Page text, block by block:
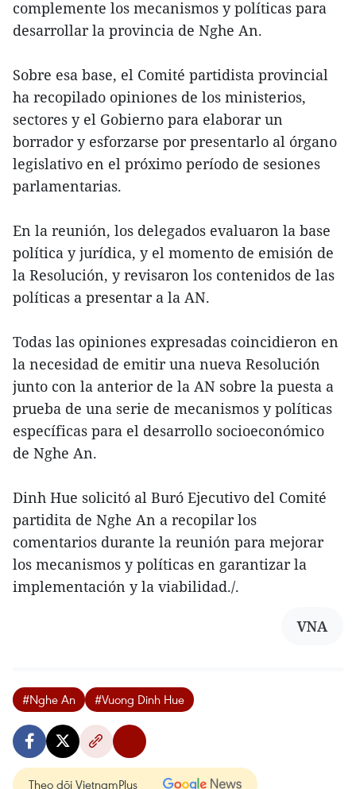
complemente los mecanismos y políticas para
desarrollar la provincia de Nghe An.
Sobre esa base, el Comité partidista provincial
ha recopilado opiniones de los ministerios,
sectores y el Gobierno para elaborar un
borrador y esforzarse por presentarlo al órgano
legislativo en el próximo período de sesiones
parlamentarias.
En la reunión, los delegados evaluaron la base
política y jurídica, y el momento de emisión de
la Resolución, y revisaron los contenidos de las
políticas a presentar a la AN.
Todas las opiniones expresadas coincidieron en
la necesidad de emitir una nueva Resolución
junto con la anterior de la AN sobre la puesta a
prueba de una serie de mecanismos y políticas
específicas para el desarrollo socioeconómico
de Nghe An.
Dinh Hue solicitó al Buró Ejecutivo del Comité
partidita de Nghe An a recopilar los
comentarios durante la reunión para mejorar
los mecanismos y políticas en garantizar la
implementación y la viabilidad./.
VNA
#Nghe An #Vuong Dinh Hue
Theo dõi VietnamPlus